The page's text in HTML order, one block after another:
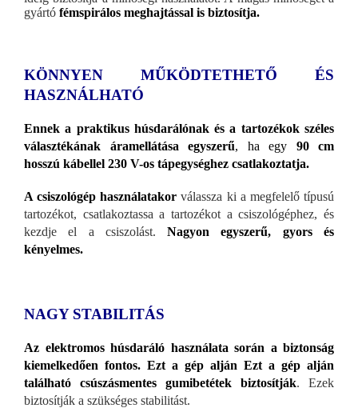
gyártó fémspirálos meghajtással is biztosítja.
KÖNNYEN MŰKÖDTETHETŐ ÉS
HASZNÁLHATÓ
Ennek a praktikus húsdarálónak és a tartozékok széles
választékának áramellátása egyszerű, ha egy 90 cm
hosszú kábellel 230 V-os tápegységhez csatlakoztatja.
A csiszológép használatakor válassza ki a megfelelő típusú
tartozékot, csatlakoztassa a tartozékot a csiszológéphez, és
kezdje el a csiszolást.Nagyon egyszerű, gyors és
kényelmes.
NAGY STABILITÁS
Az elektromos húsdaráló használata során a biztonság
kiemelkedően fontos. Ezt a gép alján Ezt a gép alján
található csúszásmentes gumibetétek biztosítják. Ezek
biztosítják a szükséges stabilitást.